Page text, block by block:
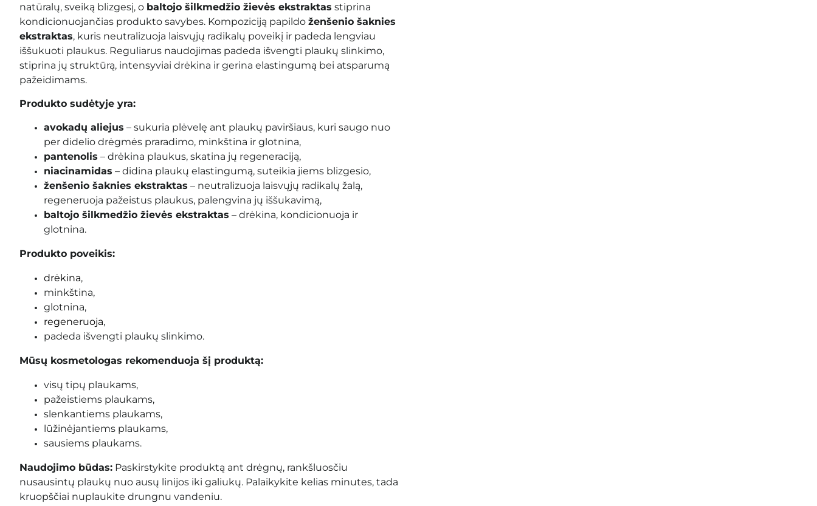
natūralų, sveiką blizgesį, o baltojo šilkmedžio žievės ekstraktas stiprina
kondicionuojančias produkto savybes. Kompoziciją papildo ženšenio šaknies
ekstraktas, kuris neutralizuoja laisvųjų radikalų poveikį ir padeda lengviau
iššukuoti plaukus. Reguliarus naudojimas padeda išvengti plaukų slinkimo,
stiprina jų struktūrą, intensyviai drėkina ir gerina elastingumą bei atsparumą
pažeidimams.
Produkto sudėtyje yra:
avokadų aliejus – sukuria plėvelę ant plaukų paviršiaus, kuri saugo nuo
per didelio drėgmės praradimo, minkština ir glotnina,
pantenolis – drėkina plaukus, skatina jų regeneraciją,
niacinamidas – didina plaukų elastingumą, suteikia jiems blizgesio,
ženšenio šaknies ekstraktas – neutralizuoja laisvųjų radikalų žalą,
regeneruoja pažeistus plaukus, palengvina jų iššukavimą,
baltojo šilkmedžio žievės ekstraktas – drėkina, kondicionuoja ir
glotnina.
Produkto poveikis:
drėkina,
minkština,
glotnina,
regeneruoja,
padeda išvengti plaukų slinkimo.
Mūsų kosmetologas rekomenduoja šį produktą:
visų tipų plaukams,
pažeistiems plaukams,
slenkantiems plaukams,
lūžinėjantiems plaukams,
sausiems plaukams.
Naudojimo būdas: Paskirstykite produktą ant drėgnų, rankšluosčiu
nusausintų plaukų nuo ausų linijos iki galiukų. Palaikykite kelias minutes, tada
kruopščiai nuplaukite drungnu vandeniu.